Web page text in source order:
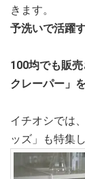
きます。
予洗いで活躍
100均でも販
クレーパー」
イチオシでは
ッズ」も特集